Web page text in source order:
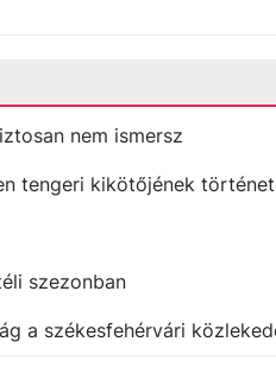
nem ismersz
tengeri kikötőjének
szezonban
a székesfehérvári